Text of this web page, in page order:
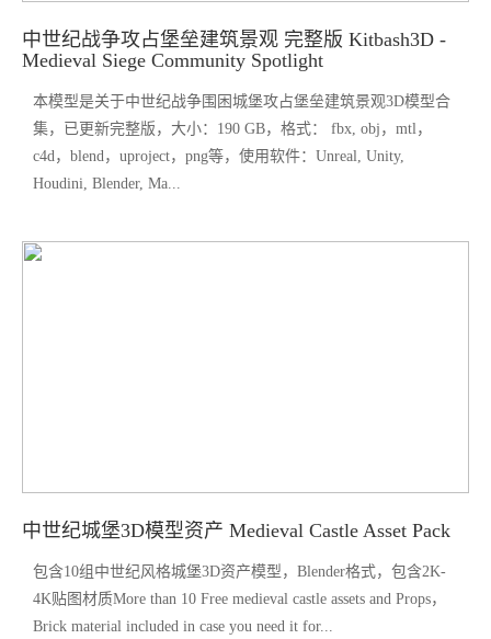
中世纪战争攻占堡垒建筑景观 完整版 Kitbash3D -
Medieval Siege Community Spotlight
本模型是关于中世纪战争围困城堡攻占堡垒建筑景观3D模型合
集，已更新完整版，大小：190 GB，格式： fbx, obj，mtl，
c4d，blend，uproject，png等，使用软件：Unreal, Unity,
Houdini, Blender, Ma...
中世纪城堡3D模型资产 Medieval Castle Asset Pack
包含10组中世纪风格城堡3D资产模型，Blender格式，包含2K-
4K贴图材质More than 10 Free medieval castle assets and Props，
Brick material included in case you need it for...